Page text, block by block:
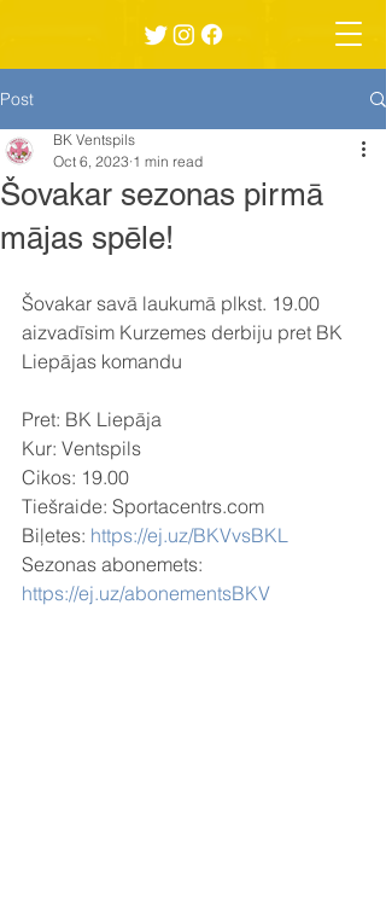
Post
Šovakar sezonas pirmā
mājas spēle!
BK Ventspils
Oct 6, 2023 1 min read
Šovakar savā laukumā plkst. 19.00
aizvadīsim Kurzemes derbiju pret BK
Liepājas komandu
Pret: BK Liepāja
Kur: Ventspils
Cikos: 19.00
Tiešraide: Sportacentrs.com
Biļetes: https://ej.uz/BKVvsBKL
Sezonas abonemets:
https://ej.uz/abonementsBKV